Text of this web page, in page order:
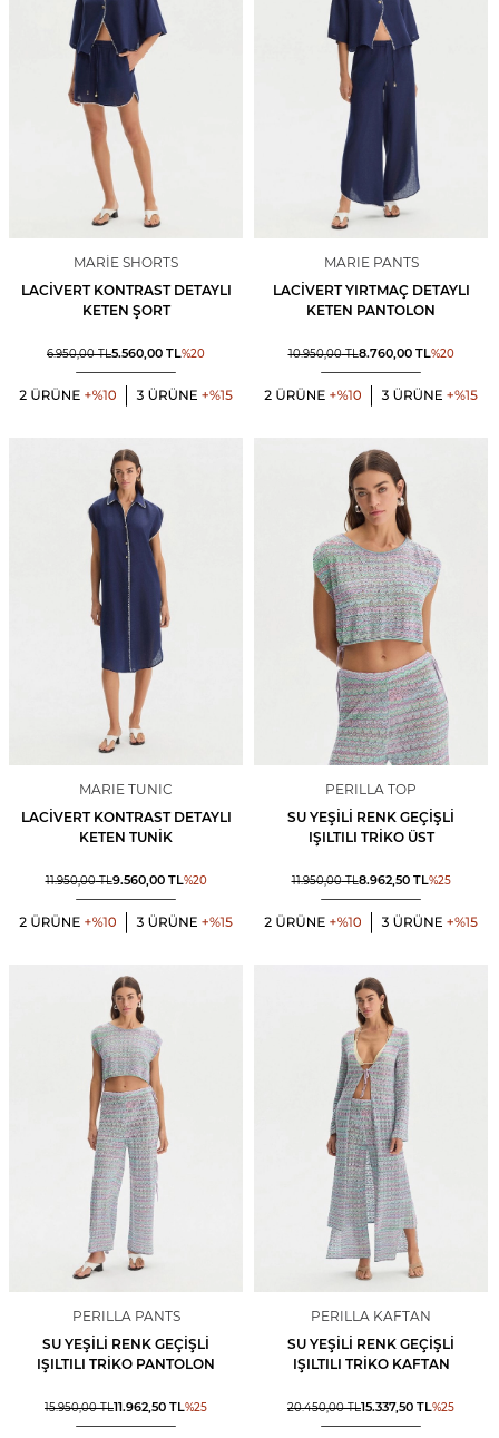
MARIE SHORTS
LACIVERT KONTRAST DETAYLI
KETEN ŞORT
6.950,00TL5.560,00 TL%20
MARIE PANTS
LACIVERT YIRTMAÇ DETAYLI
KETEN PANTOLON
10.950,00TL8.760,00TL%20
MARIE TUNIC
LACIVERT KONTRAST DETAYLI
KETEN TUNIK
11.950,00TL9.560,00TL%20
PERILLA TOP
SU YEŞILI RENK GEÇIŞLI
IŞILTILI TRIKO ÜST
11.950,00TL8.962,50TL%25
PERILLA PANTS
SU YEŞILI RENK GEÇIŞLI
IŞILTILI TRIKO PANTOLON
15.950,00TL11.962,50 TL%25
PERILLA KAFTAN
SU YEŞILI RENK GEÇIŞLI
IŞILTILI TRIKO KAFTAN
20.450,00TL15.337,50 TL%25